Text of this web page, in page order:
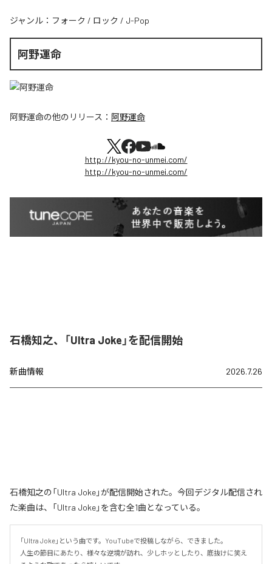
ジャンル： フォーク / ロック / J-Pop
阿野運命
阿野運命の他のリリース： 阿野運命
http://kyou-no-unmei.com/
http://kyou-no-unmei.com/
石橋知之、「Ultra Joke」を配信開始
新曲情報 2026.7.26
石橋知之の「Ultra Joke」が配信開始された。今回デジタル配信され
た楽曲は、「Ultra Joke」を含む全1曲となっている。
「Ultra Joke」という曲です。YouTubeで投稿しながら、できました。
人生の節目にあたり、様々な逆境が訪れ、少しホッとしたり、底抜けに笑え